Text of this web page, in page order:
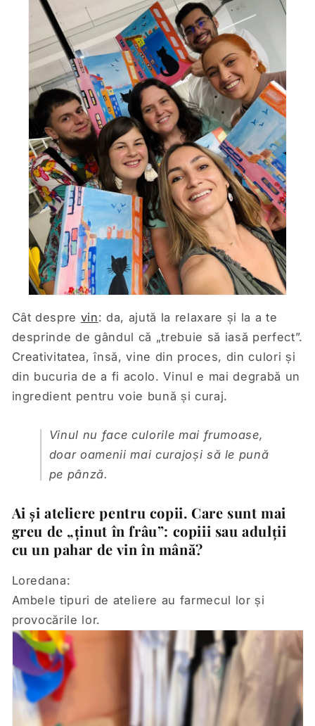
Cât despre vin: da, ajută la relaxare și la a te
desprinde de gândul că „trebuie să iasă perfect”.
Creativitatea, însă, vine din proces, din culori și
din bucuria de a fi acolo. Vinul e mai degrabă un
ingredient pentru voie bună și curaj.
Vinul nu face culorile mai frumoase,
doar oamenii mai curajoși să le pună
pe pânză.
Ai și ateliere pentru copii. Care sunt mai
greu de „ținut în frâu”: copiii sau adulții
cu un pahar de vin în mână?
Loredana:
Ambele tipuri de ateliere au farmecul lor și
provocările lor.